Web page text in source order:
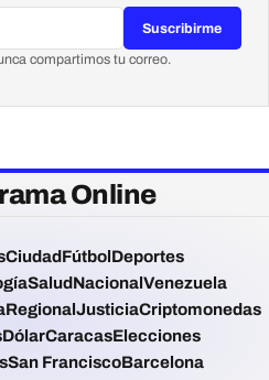
Suscribirme
compartimos tu correo.
Online
CiudadFútbol Deportes
SaludNacional Venezuela
Regional JusticiaCriptomonedas
DólarCaracasElecciones
San FranciscoBarcelona